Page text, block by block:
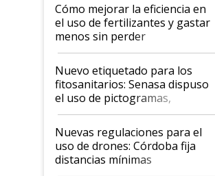
Cómo mejorar la eficiencia en
el uso de fertilizantes y gastar
menos sin perder
productividad en la campaña
fina
Nuevo etiquetado para los
fitosanitarios: Senasa dispuso
el uso de pictogramas,
palabras de advertencia e
indicaciones
Nuevas regulaciones para el
uso de drones: Córdoba fija
distancias mínimas